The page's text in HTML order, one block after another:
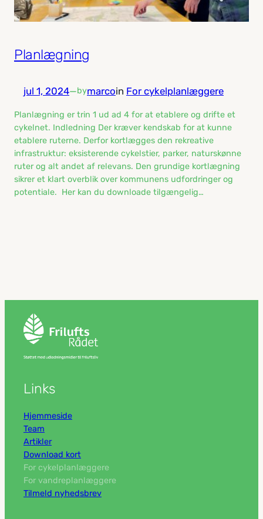
Planlægning
jul 1, 2024—bymarcoin For cykelplanlæggere
Planlægning er trin 1 ud ad 4 for at etablere og drifte et
cykelnet. Indledning Der kræver kendskab for at kunne
etablere ruterne. Derfor kortlægges den rekreative
infrastruktur: eksisterende cykelstier, parker, naturskønne
ruter og alt andet af relevans. Den grundige kortlægning
sikrer et klart overblik over kommunens udfordringer og
potentiale. Her kan du downloade tilgængelig…
Links
Hjemmeside
Team
Artikler
Download kort
For cykelplanlæggere
For vandreplanlæggere
Tilmeld nyhedsbrev